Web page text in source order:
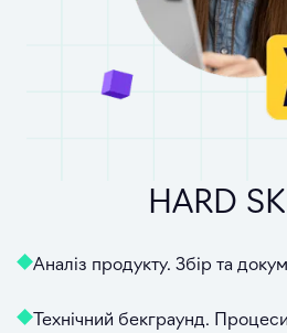
HARD
Аналіз продукту. Збір та
Технічний бекграунд.